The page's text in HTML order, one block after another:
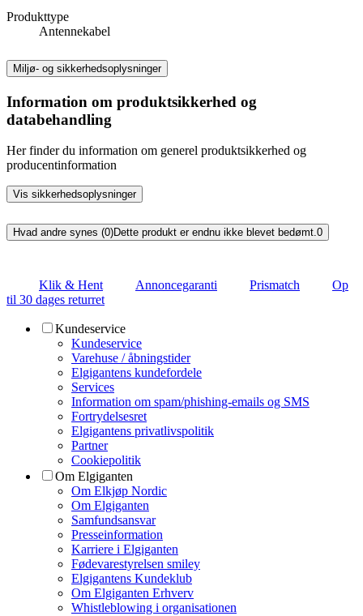
Produkttype
Antennekabel
Miljø- og sikkerhedsoplysninger
Information om produktsikkerhed og
databehandling
Her finder du information om generel produktsikkerhed og
producentinformation
Vis sikkerhedsoplysninger
Hvad andre synes (0)Dette produkt er endnu ikke blevet bedømt.0
Klik & Hent Annoncegaranti Prismatch
Op
til 30 dages returret
Kundeservice
Kundeservice
Varehuse / åbningstider
Elgigantens kundefordele
Services
Information om spam/phishing-emails og SMS
Fortrydelsesret
Elgigantens privatlivspolitik
Partner
Cookiepolitik
Om Elgiganten
Om Elkjøp Nordic
Om Elgiganten
Samfundsansvar
Presseinformation
Karriere i Elgiganten
Fødevarestyrelsen smiley
Elgigantens Kundeklub
Om Elgiganten Erhverv
Whistleblowing i organisationen